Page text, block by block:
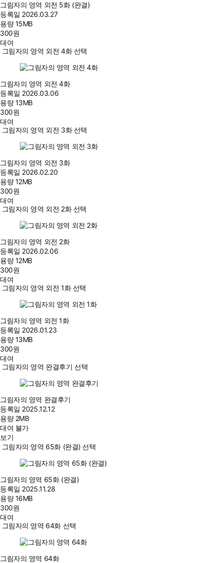
그림자의 영역 외전 5화 (완결)
등록일 2026.03.27
용량15MB
300원
대여
그림자의 영역 외전 4화 선택
그림자의 영역 외전 4화
등록일 2026.03.06
용량13MB
300원
대여
그림자의 영역 외전 3화 선택
그림자의 영역 외전 3화
등록일 2026.02.20
용량12MB
300원
대여
그림자의 영역 외전 2화 선택
그림자의 영역 외전 2화
등록일 2026.02.06
용량12MB
300원
대여
그림자의 영역 외전 1화 선택
그림자의 영역 외전 1화
등록일 2026.01.23
용량13MB
300원
대여
그림자의 영역 완결후기 선택
그림자의 영역 완결후기
등록일 2025.12.12
용량 2MB
대여 불가
보기
그림자의 영역 65화 (완결) 선택
그림자의 영역 65화 (완결)
등록일 2025.11.28
용량16MB
300원
대여
그림자의 영역 64화 선택
그림자의 영역 64화